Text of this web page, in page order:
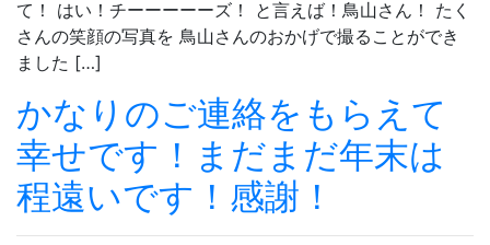
て！ はい！チーーーーーズ！ と言えば！鳥山さん！ たく
さんの笑顔の写真を 鳥山さんのおかげで撮ることができ
ました […]
かなりのご連絡をもらえて
幸せです！まだまだ年末は
程遠いです！感謝！